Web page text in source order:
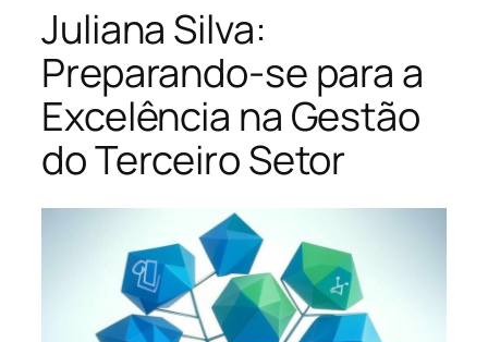
Juliana Silva:
Preparando-se para a
Excelência na Gestão
do Terceiro Setor